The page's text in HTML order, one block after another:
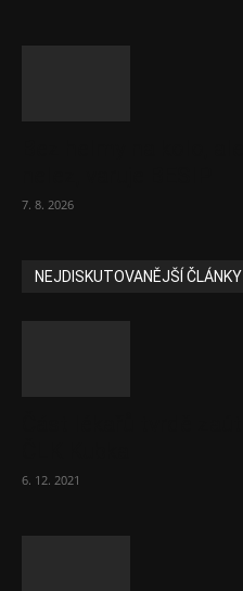
7. 8. 2026
NEJDISKUTOVANĚJŠÍ ČLÁNKY
6. 12. 2021